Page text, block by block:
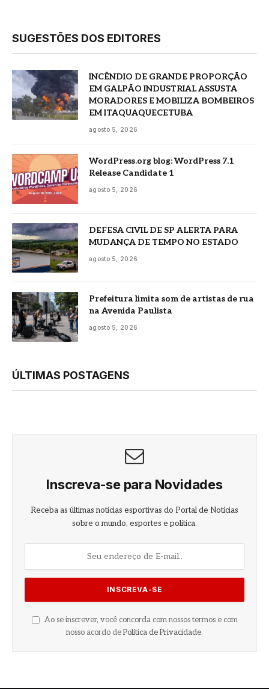
SUGESTÕES DOS EDITORES
INCÊNDIO DE GRANDE PROPORÇÃO
EM GALPÃO INDUSTRIAL ASSUSTA
MORADORES E MOBILIZA BOMBEIROS
EM ITAQUAQUECETUBA
agosto 5, 2026
WordPress.org blog: WordPress 7.1
Release Candidate 1
agosto 5, 2026
DEFESA CIVIL DE SP ALERTA PARA
MUDANÇA DE TEMPO NO ESTADO
agosto 5, 2026
Prefeitura limita som de artistas de rua
na Avenida Paulista
agosto 5, 2026
ÚLTIMAS POSTAGENS
Inscreva-se para Novidades
Receba as últimas notícias esportivas do Portal de Notícias
sobre o mundo, esportes e política.
Ao se inscrever, você concorda com nossos termos e com
nosso acordo de Política de Privacidade.